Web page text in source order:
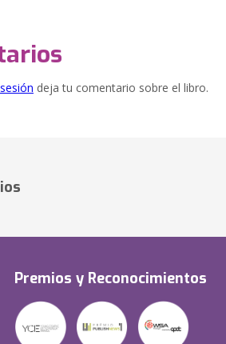
deja tu comentario sobre el libro.
Premios y Reconocimientos